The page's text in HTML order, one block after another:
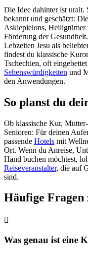
Die Idee dahinter ist
bekannt und geschätzt:
Asklepieions, Heiligtümer
Förderung der
Lebzeiten Jesu als
findest du klassische
Tschechien, oft
Sehenswürdigkeiten und
den Anwendungen.
So planst du
Ob klassische Kur,
Senioren: Für deinen
passende Hotels mit
Ort. Wenn du Anreise,
Hand buchen möchtest,
Reiseveranstalter, die auf
sind.
Häufige
Was genau ist eine